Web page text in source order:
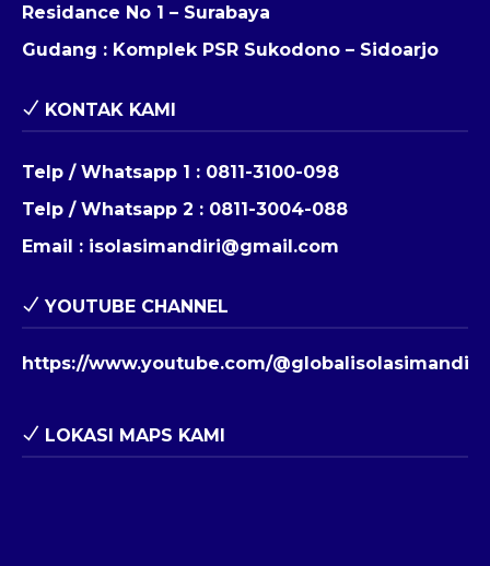
Residance No 1 – Surabaya
Gudang : Komplek PSR Sukodono – Sidoarjo
KONTAK KAMI
Telp / Whatsapp 1 : 0811-3100-098
Telp / Whatsapp 2 : 0811-3004-088
Email : isolasimandiri@gmail.com
YOUTUBE CHANNEL
https://www.youtube.com/@globalisolasimandiri
LOKASI MAPS KAMI